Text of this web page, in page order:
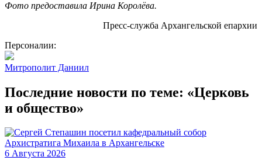
Фото предоставила Ирина Королёва.
Пресс-служба Архангельской епархии
Персоналии:
Митрополит Даниил
Последние новости по теме: «Церковь
и общество»
6 Августа 2026